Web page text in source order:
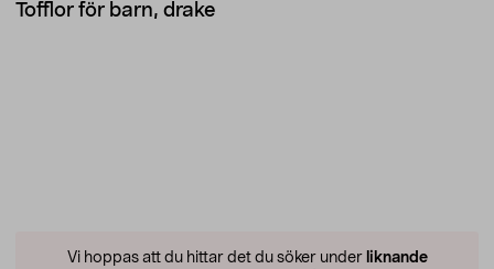
Tofflor för barn, drake
Vi hoppas att du hittar det du söker under liknande